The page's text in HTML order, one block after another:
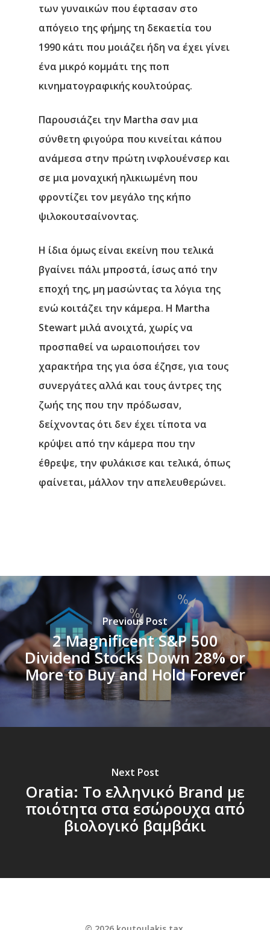
των γυναικών που έφτασαν στο
απόγειο της φήμης τη δεκαετία του
1990 κάτι που μοιάζει ήδη να έχει γίνει
ένα μικρό κομμάτι της ποπ
κινηματογραφικής κουλτούρας.
Παρουσιάζει την Martha σαν μια
σύνθετη φιγούρα που κινείται κάπου
ανάμεσα στην πρώτη ινφλουένσερ και
σε μια μοναχική ηλικιωμένη που
φροντίζει τον μεγάλο της κήπο
ψιλοκουτσαίνοντας.
Η ίδια όμως είναι εκείνη που τελικά
βγαίνει πάλι μπροστά, ίσως από την
εποχή της, μη μασώντας τα λόγια της
ενώ κοιτάζει την κάμερα. Η Martha
Stewart μιλά ανοιχτά, χωρίς να
προσπαθεί να ωραιοποιήσει τον
χαρακτήρα της για όσα έζησε, για τους
συνεργάτες αλλά και τους άντρες της
ζωής της που την πρόδωσαν,
δείχνοντας ότι δεν έχει τίποτα να
κρύψει από την κάμερα που την
έθρεψε, την φυλάκισε και τελικά, όπως
φαίνεται, μάλλον την απελευθερώνει.
Previous Post
2 Magnificent S&P 500
Dividend Stocks Down 28% or
More to Buy and Hold Forever
Next Post
Oratia: Το ελληνικό Brand με
ποιότητα στα εσώρουχα από
βιολογικό βαμβάκι